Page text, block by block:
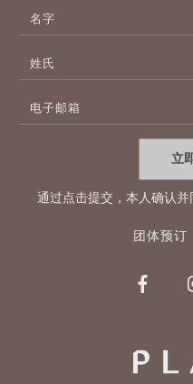
立
通过点击提交，本人确认
团体预订